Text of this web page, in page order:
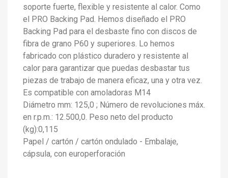
Crear lista de deseos
soporte fuerte, flexible y resistente al calor. Como
el PRO Backing Pad. Hemos diseñado el PRO
Backing Pad para el desbaste fino con discos de
fibra de grano P60 y superiores. Lo hemos
fabricado con plástico duradero y resistente al
calor para garantizar que puedas desbastar tus
piezas de trabajo de manera eficaz, una y otra vez.
Es compatible con amoladoras M14
Diámetro mm: 125,0 ; Número de revoluciones máx.
en r.p.m.: 12.500,0. Peso neto del producto
(kg):0,115
Papel / cartón / cartón ondulado - Embalaje,
cápsula, con europerforación